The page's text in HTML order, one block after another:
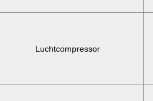
Luchtcompressor